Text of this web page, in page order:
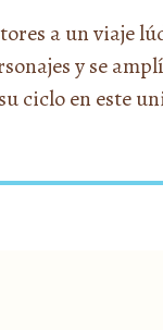
a un viaje
y se
ciclo en este